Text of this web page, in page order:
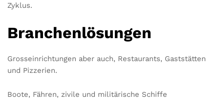
Zyklus.
Branchenlösungen
Grosseinrichtungen aber auch, Restaurants, Gaststätten
und Pizzerien.
Boote, Fähren, zivile und militärische Schiffe